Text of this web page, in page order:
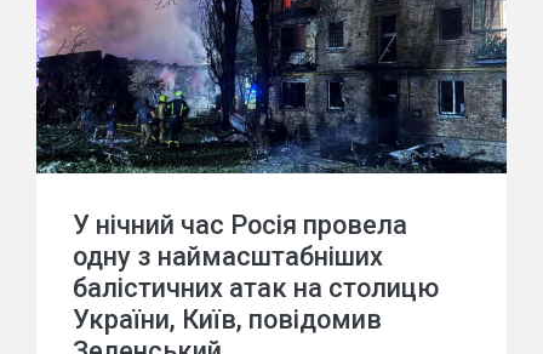
У нічний час Росія провела
одну з наймасштабніших
балістичних атак на столицю
України, Київ, повідомив